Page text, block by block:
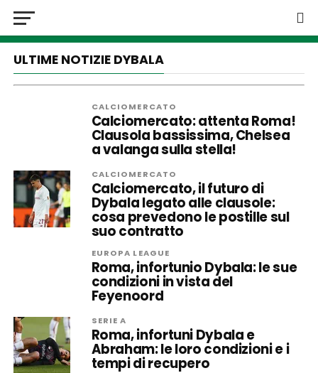
ULTIME NOTIZIE DYBALA
CALCIOMERCATO
Calciomercato: attenta Roma!
Clausola bassissima, Chelsea
a valanga sulla stella!
CALCIOMERCATO
Calciomercato, il futuro di
Dybala legato alle clausole:
cosa prevedono le postille sul
suo contratto
EUROPA LEAGUE
Roma, infortunio Dybala: le sue
condizioni in vista del
Feyenoord
SERIE A
Roma, infortuni Dybala e
Abraham: le loro condizioni e i
tempi di recupero